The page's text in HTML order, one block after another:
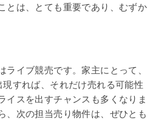
とは、とても重要であり、むずか
ライブ競売です。家主にとって、
すれば、それだけ売れる可能性
イスを出すチャンスも多くなりま
、次の担当売り物件は、ぜひとも